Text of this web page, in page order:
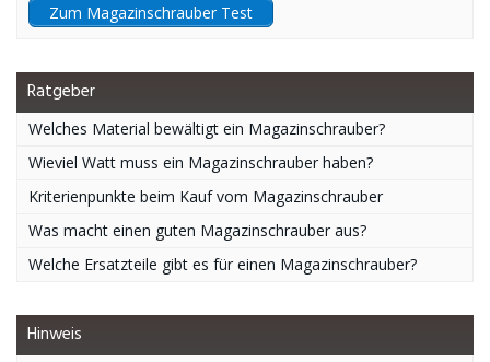
Zum Magazinschrauber Test
Ratgeber
Welches Material bewältigt ein Magazinschrauber?
Wieviel Watt muss ein Magazinschrauber haben?
Kriterienpunkte beim Kauf vom Magazinschrauber
Was macht einen guten Magazinschrauber aus?
Welche Ersatzteile gibt es für einen Magazinschrauber?
Hinweis